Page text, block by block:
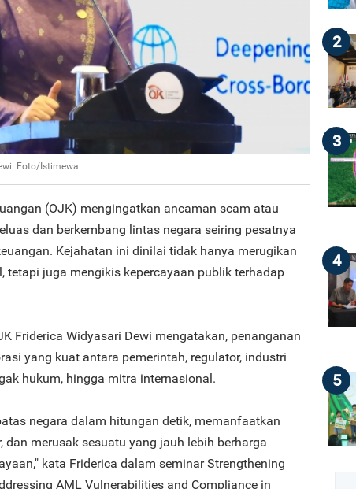
Foto/Istimewa
(OJK) mengingatkan ancaman scam atau
dan berkembang lintas negara seiring pesatnya
Kejahatan ini dinilai tidak hanya merugikan
tetapi juga mengikis kepercayaan publik terhadap
Friderica Widyasari Dewi mengatakan, penanganan
yang kuat antara pemerintah, regulator, industri
hukum, hingga mitra internasional.
negara dalam hitungan detik, memanfaatkan
dan merusak sesuatu yang jauh lebih berharga
kata Friderica dalam seminar Strengthening
AML Vulnerabilities and Compliance in
2
3
4
5